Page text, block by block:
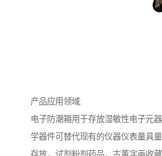
产品应用领域:
电子防潮箱用于存放湿敏性电子元
学器件可替代现有的仪器仪表量具